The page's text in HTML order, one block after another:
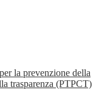
la prevenzione della
trasparenza (PTPCT)